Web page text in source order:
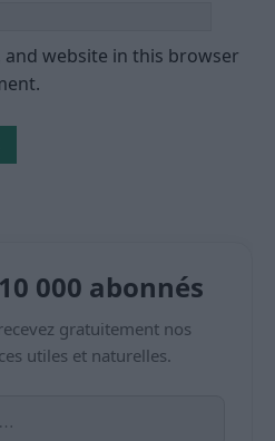
and website in this browser
000 abonnés
gratuitement nos
utiles et naturelles.